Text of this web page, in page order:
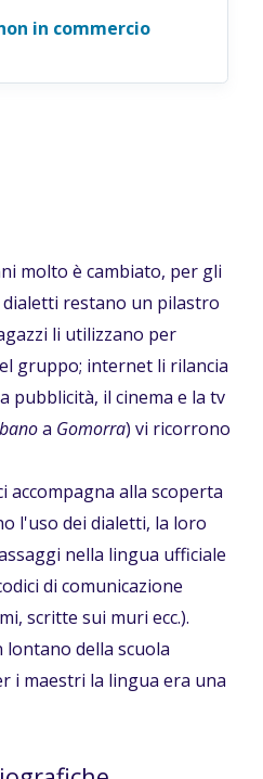
in commercio
molto è cambiato, per gli
dialetti restano un pilastro
li utilizzano per
gruppo; internet li rilancia
pubblicità, il cinema e la tv
a Gomorra) vi ricorrono
accompagna alla scoperta
l'uso dei dialetti, la loro
nella lingua ufficiale
di comunicazione
scritte sui muri ecc.).
lontano della scuola
i maestri la lingua era una